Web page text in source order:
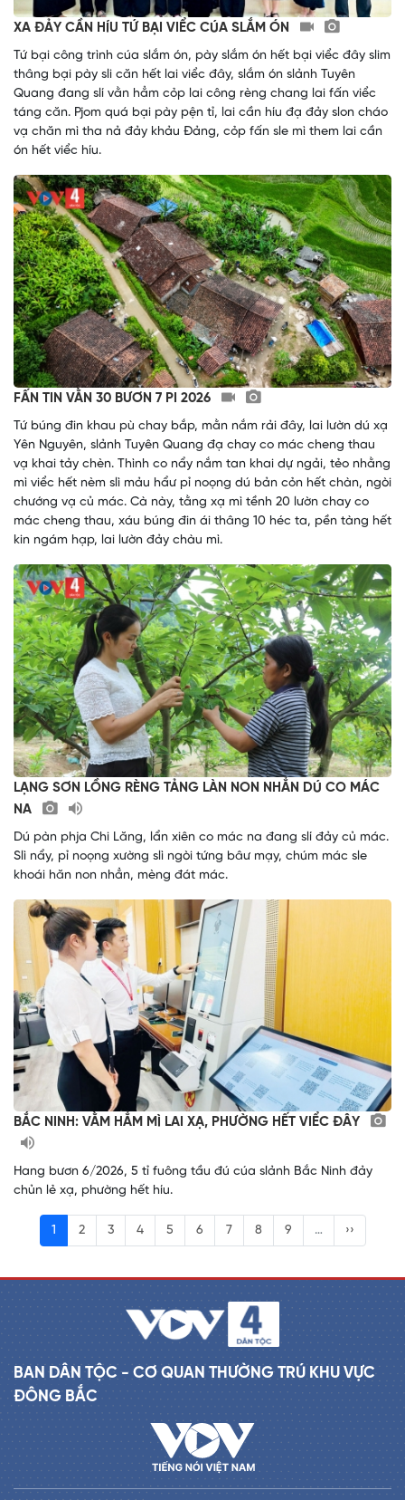
XA ĐẢY CẦN HÍU TỨ BẠI VIỂC CÚA SLẮM ÓN
Tứ bại công trình cúa slắm ón, pày slắm ón hết bại viểc đây slim
thâng bại pày sli căn hết lai viểc đây, slắm ón slảnh Tuyên
Quang đang slí vằn hẳm cỏp lai công rèng chang lai fấn viểc
táng căn. Pjom quá bại pày pện tỉ, lai cần híu đạ đảy slon cháo
vạ chăn mì tha nả đảy khảu Đảng, cỏp fấn sle mì them lai cần
ón hết viểc híu.
FẤN TIN VẰN 30 BƯƠN 7 PI 2026
Tứ búng đin khau pù chay bắp, mằn nắm rải đây, lai lườn dú xạ
Yên Nguyên, slảnh Tuyên Quang đạ chay co mác cheng thau
vạ khai tảy chèn. Thình co nẩy nắm tan khai dự ngải, tẻo nhằng
mì viểc hết nèm slì mảu hẩư pỉ noọng dú bản cỏn hết chàn, ngòi
chướng vạ củ mác. Cà này, tằng xạ mì tềnh 20 lườn chay co
mác cheng thau, xáu búng đin ái thâng 10 héc ta, pền tàng hết
kin ngám hạp, lai lườn đảy chàu mì.
LẠNG SƠN LỒNG RÈNG TẢNG LÀN NON NHẲN DÚ CO MÁC
NA
Dú pàn phja Chi Lăng, lẩn xiên co mác na đang slí đảy củ mác.
Slì nẩy, pỉ noọng xường slì ngòi tứng bâư mạy, chúm mác sle
khoái hăn non nhẳn, mèng đát mác.
BẮC NINH: VẰM HẲM MÌ LAI XẠ, PHƯỜNG HẾT VIỂC ĐÂY
Hang bươn 6/2026, 5 tỉ fuông tầu đú cúa slảnh Bắc Ninh đảy
chủn lẻ xạ, phường hết híu.
1 2 3 4 5 6 7 8 9 … ››
BAN DÂN TỘC - CƠ QUAN THƯỜNG TRÚ KHU VỰC
ĐÔNG BẮC